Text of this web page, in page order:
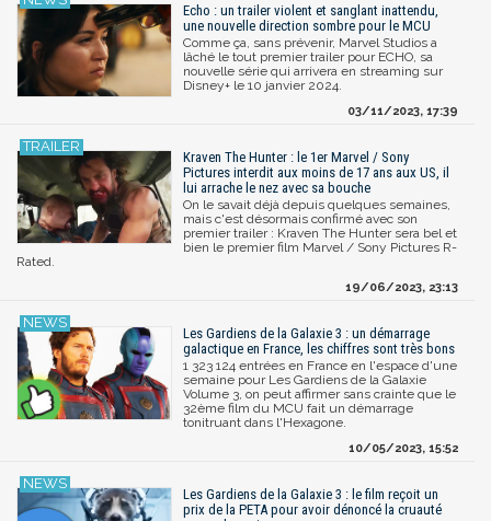
Echo : un trailer violent et sanglant inattendu,
une nouvelle direction sombre pour le MCU
Comme ça, sans prévenir, Marvel Studios a
lâché le tout premier trailer pour ECHO, sa
nouvelle série qui arrivera en streaming sur
Disney+ le 10 janvier 2024.
03/11/2023, 17:39
Kraven The Hunter : le 1er Marvel / Sony
Pictures interdit aux moins de 17 ans aux US, il
lui arrache le nez avec sa bouche
On le savait déjà depuis quelques semaines,
mais c'est désormais confirmé avec son
premier trailer : Kraven The Hunter sera bel et
bien le premier film Marvel / Sony Pictures R-
Rated.
19/06/2023, 23:13
Les Gardiens de la Galaxie 3 : un démarrage
galactique en France, les chiffres sont très bons
1 323 124 entrées en France en l'espace d'une
semaine pour Les Gardiens de la Galaxie
Volume 3, on peut affirmer sans crainte que le
32ème film du MCU fait un démarrage
tonitruant dans l'Hexagone.
10/05/2023, 15:52
Les Gardiens de la Galaxie 3 : le film reçoit un
prix de la PETA pour avoir dénoncé la cruauté